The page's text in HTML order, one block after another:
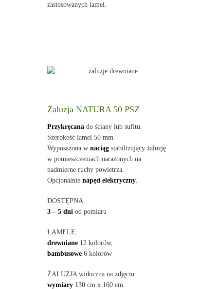
zastosowanych lamel.
Żaluzja NATURA 50 PSZ
Przykręcanado ściany lub sufitu.
Szerokość lamel 50 mm.
Wyposażona w naciągstabilizujący żaluzję
w pomieszczeniach narażonych na
nadmierne ruchy powietrza.
Opcjonalnie napęd elektryczny.
DOSTĘPNA:
3 – 5 dni od pomiaru
LAMELE:
drewniane12 kolorów,
bambusowe6 kolorów
ŻALUZJA widoczna na zdjęciu:
wymiary130 cm x 160 cm